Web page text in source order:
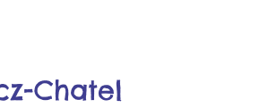
Chatel